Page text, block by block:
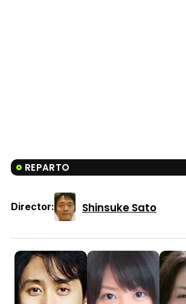
REPARTO
Director: Shinsuke Sato